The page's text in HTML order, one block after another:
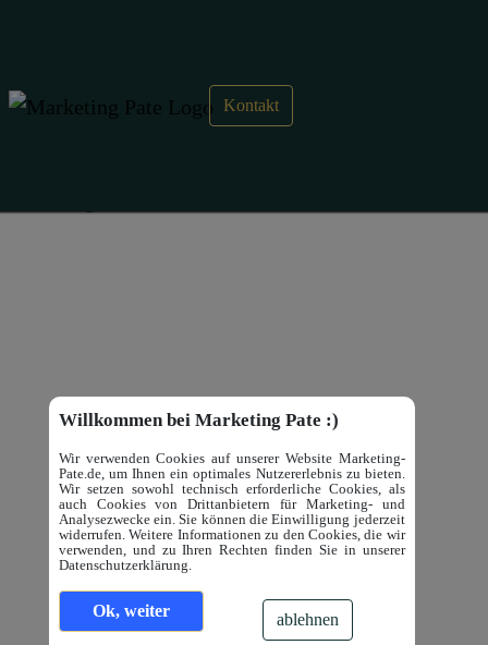
Willkommen bei Marketing Pate :)
Wir verwenden Cookies auf unserer Website Marketing-
Pate.de, um Ihnen ein optimales Nutzererlebnis zu bieten.
Wir setzen sowohl technisch erforderliche Cookies, als
auch Cookies von Drittanbietern für Marketing- und
Analysezwecke ein. Sie können die Einwilligung jederzeit
widerrufen. Weitere Informationen zu den Cookies, die wir
verwenden, und zu Ihren Rechten finden Sie in unserer
Datenschutzerklärung.
Ok, weiter ablehnen
Kontakt
Mediathek – Google Analytics 4